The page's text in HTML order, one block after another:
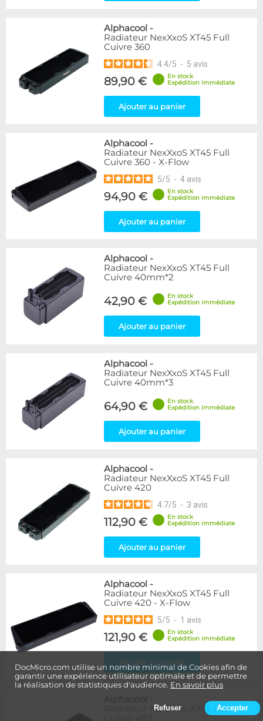
DocMicro.com utilise un nombre minimal de Cookies afin de
garantir une expérience utilisateur optimale et de permettre
la réalisation de statistiques d'audience. En savoir plus
Refuser Accepter
Alphacool -
Radiateur NexXxoS XT45 Full
Cuivre 360
4.4/5 - 5 avis
89,90 €
En stock
Expédition immédiate
Ajouter au panier
Alphacool -
Radiateur NexXxoS XT45 Full
Cuivre 360 - X-Flow
5/5 - 4 avis
94,90 €
En stock
Expédition immédiate
Ajouter au panier
Alphacool -
Radiateur NexXxoS XT45 Full
Cuivre 40mm*2
42,90 €
En stock
Expédition immédiate
Ajouter au panier
Alphacool -
Radiateur NexXxoS XT45 Full
Cuivre 40mm*3
64,90 €
En stock
Expédition immédiate
Ajouter au panier
Alphacool -
Radiateur NexXxoS XT45 Full
Cuivre 420
4.7/5 - 3 avis
112,90 €
En stock
Expédition immédiate
Ajouter au panier
Alphacool -
Radiateur NexXxoS XT45 Full
Cuivre 420 - X-Flow
5/5 - 1 avis
121,90 €
En stock
Expédition immédiate
Ajouter au panier
Radiateur NexXxoS XT45 Full